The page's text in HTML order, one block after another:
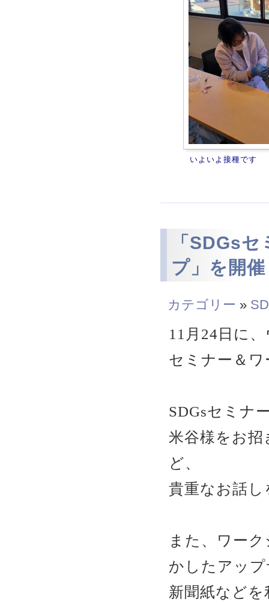
いよいよ接種です
「SDGs
プ」を開催
カテゴリー »
11月24日に
セミナー＆
SDGsセミナ
米谷様をお
ど、
貴重なお話
また、ワー
かしたアッ
新聞紙など